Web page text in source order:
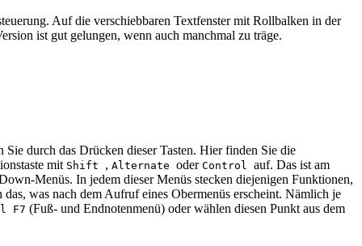
Auf die verschiebbaren Textfenster mit Rollbalken in der
ist gut gelungen, wenn auch manchmal zu träge.
durch das Drücken dieser Tasten. Hier finden Sie die
mit Shift , Alternate oder Control auf. Das ist am
Menüs. In jedem dieser Menüs stecken diejenigen Funktionen,
was nach dem Aufruf eines Obermenüs erscheint. Nämlich je
F7 (Fuß- und Endnotenmenü) oder wählen diesen Punkt aus dem